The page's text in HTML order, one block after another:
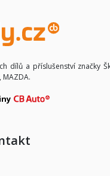
dílů a příslušenství značky
MAZDA.